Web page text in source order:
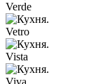
Verde
Vetro
Vista